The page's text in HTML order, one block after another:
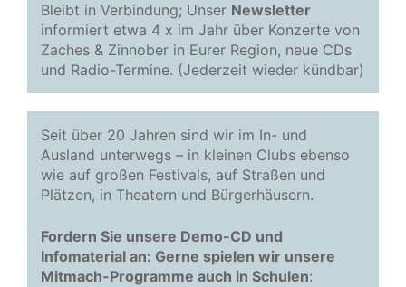
Bleibt in Verbindung; Unser Newsletter
informiert etwa 4 x im Jahr über Konzerte von
Zaches & Zinnober in Eurer Region, neue CDs
und Radio-Termine. (Jederzeit wieder kündbar)
Seit über 20 Jahren sind wir im In- und
Ausland unterwegs – in kleinen Clubs ebenso
wie auf großen Festivals, auf Straßen und
Plätzen, in Theatern und Bürgerhäusern.
Fordern Sie unsere Demo-CD und
Infomaterial an: Gerne spielen wir unsere
Mitmach-Programme auch in Schulen: